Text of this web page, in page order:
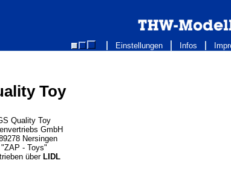
Einstellungen Infos
Toy
Quality Toy
GmbH
Nersingen
"ZAP - Toys"
über LIDL